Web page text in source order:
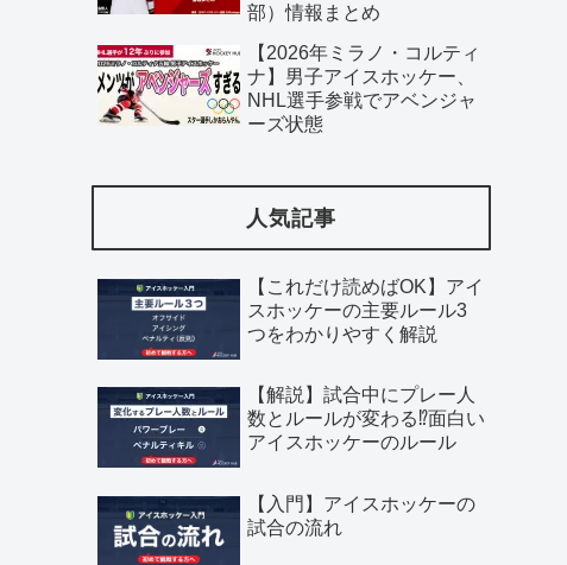
部）情報まとめ
【2026年ミラノ・コルティ
ナ】男子アイスホッケー、
NHL選手参戦でアベンジャ
ーズ状態
人気記事
【これだけ読めばOK】アイ
スホッケーの主要ルール3
つをわかりやすく解説
【解説】試合中にプレー人
数とルールが変わる⁉︎面白い
アイスホッケーのルール
【入門】アイスホッケーの
試合の流れ